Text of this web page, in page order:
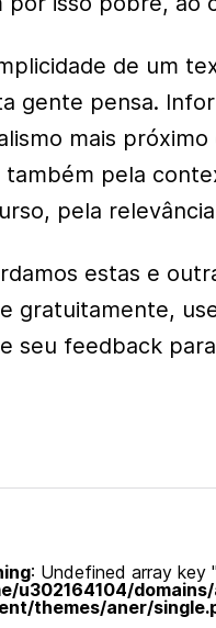
de um
gente pensa.
mais
também pela
pela
estas e
gratuitamente,
seu feedback
: Undefined array key
u302164104/
themes/aner/